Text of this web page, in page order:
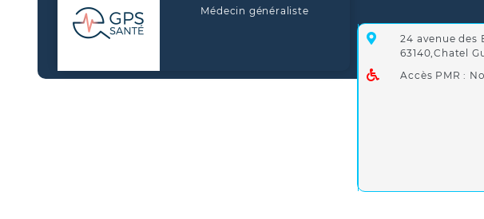
Médecin généraliste
24 avenue des
63140,Chatel
Accès PMR :